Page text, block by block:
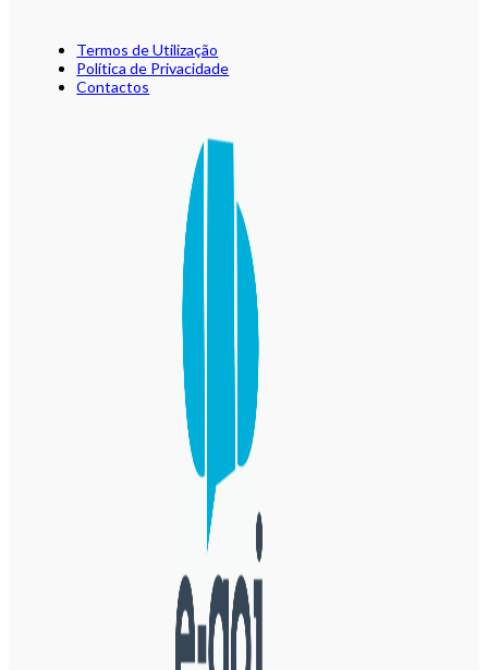
Termos de Utilização
Política de Privacidade
Contactos